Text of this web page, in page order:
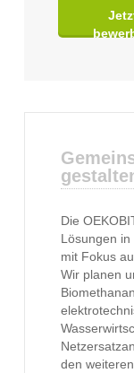
Die
Lösungen
mit Fokus
Wir planen
den